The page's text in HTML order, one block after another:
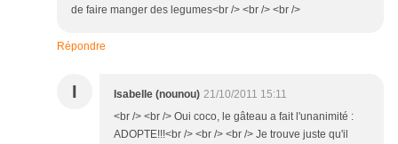
de faire manger des legumes<br /> <br /> <br />
Répondre
I Isabelle (nounou) 21/10/2011 15:11
<br /> <br /> Oui coco, le gâteau a fait l'unanimité :
ADOPTE!!!<br /> <br /> <br /> Je trouve juste qu'il